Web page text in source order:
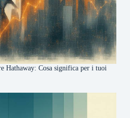
Hathaway: Cosa significa per i tuoi